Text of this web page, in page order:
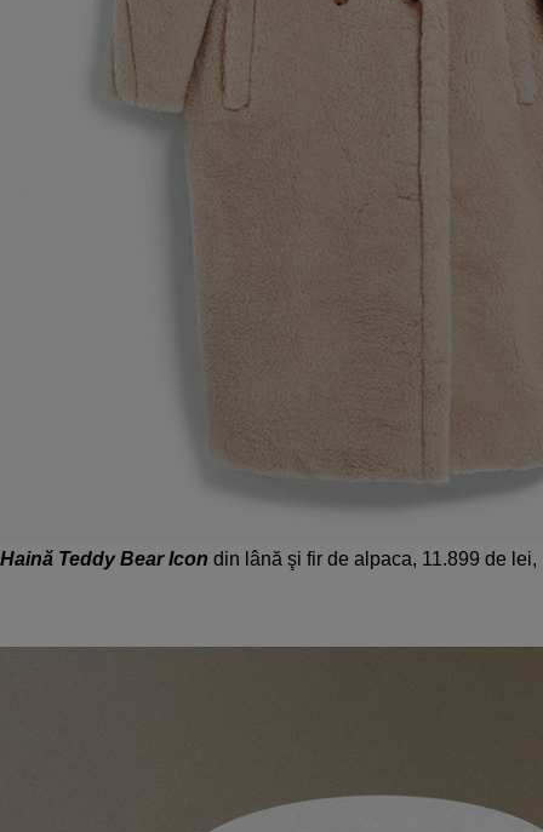
Haină Teddy Bear Icon din lână şi fir de alpaca, 11.899 de